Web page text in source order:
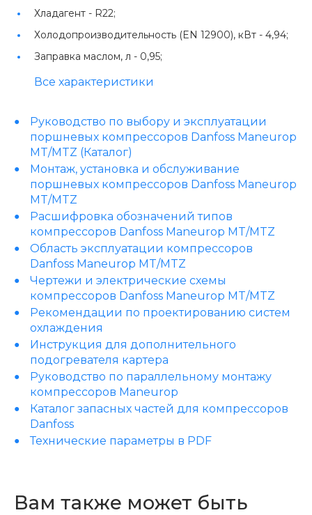
Хладагент - R22;
Холодопроизводительность (EN 12900), кВт - 4,94;
Заправка маслом, л - 0,95;
Все характеристики
Руководство по выбору и эксплуатации
поршневых компрессоров Danfoss Maneurop
MT/MTZ (Каталог)
Монтаж, установка и обслуживание
поршневых компрессоров Danfoss Maneurop
MT/MTZ
Расшифровка обозначений типов
компрессоров Danfoss Maneurop MT/MTZ
Область эксплуатации компрессоров
Danfoss Maneurop MT/MTZ
Чертежи и электрические схемы
компрессоров Danfoss Maneurop MT/MTZ
Рекомендации по проектированию систем
охлаждения
Инструкция для дополнительного
подогревателя картера
Руководство по параллельному монтажу
компрессоров Maneurop
Каталог запасных частей для компрессоров
Danfoss
Технические параметры в PDF
Вам также может быть